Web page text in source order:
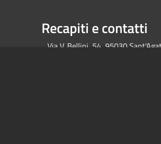
Recapiti e contatti
Via V. Bellini, 54, 95030